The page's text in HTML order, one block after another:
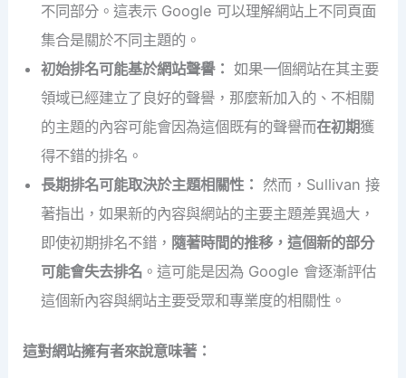
不同部分。這表示 Google 可以理解網站上不同頁面
集合是關於不同主題的。
初始排名可能基於網站聲譽： 如果一個網站在其主要
領域已經建立了良好的聲譽，那麼新加入的、不相關
的主題的內容可能會因為這個既有的聲譽而在初期獲
得不錯的排名。
長期排名可能取決於主題相關性： 然而，Sullivan 接
著指出，如果新的內容與網站的主要主題差異過大，
即使初期排名不錯， 隨著時間的推移，這個新的部分
可能會失去排名 。這可能是因為 Google 會逐漸評估
這個新內容與網站主要受眾和專業度的相關性。
這對網站擁有者來說意味著：